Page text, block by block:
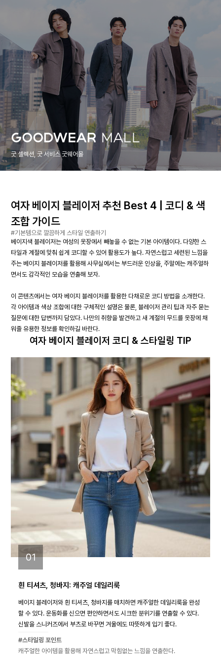
굿 셀렉션, 굿 서비스 굿웨어몰
여자 베이지 블레이저 추천 Best 4 | 코디 & 색
조합 가이드
#기본템으로 깔끔하게 스타일 연출하기
베이지색 블레이저는 여성의 옷장에서 빼놓을 수 없는 기본 아이템이다. 다양한 스
타일과 계절에 맞춰 쉽게 코디할 수 있어 활용도가 높다. 자연스럽고 세련된 느낌을
주는 베이지 블레이저를 활용해 사무실에서는 부드러운 인상을, 주말에는 캐주얼하
면서도 감각적인 모습을 연출해 보자.
이 콘텐츠에서는 여자 베이지 블레이저를 활용한 다채로운 코디 방법을 소개한다.
각 아이템과 색상 조합에 대한 구체적인 설명은 물론, 블레이저 관리 팁과 자주 묻는
질문에 대한 답변까지 담았다. 나만의 취향을 발견하고 새 계절의 무드를 옷장에 채
워줄 유용한 정보를 확인하길 바란다.
여자 베이지 블레이저 코디 & 스타일링 TIP
01
흰 티셔츠, 청바지: 캐주얼 데일리룩
베이지 블레이저와 흰 티셔츠, 청바지를 매치하면 캐주얼한 데일리룩을 완성
할 수 있다. 운동화를 신으면 편안하면서도 시크한 분위기를 연출할 수 있다.
신발을 스니커즈에서 부츠로 바꾸면 겨울에도 따뜻하게 입기 좋다.
#스타일링 포인트
캐주얼한 아이템을 활용해 자연스럽고 막힘없는 느낌을 연출한다.